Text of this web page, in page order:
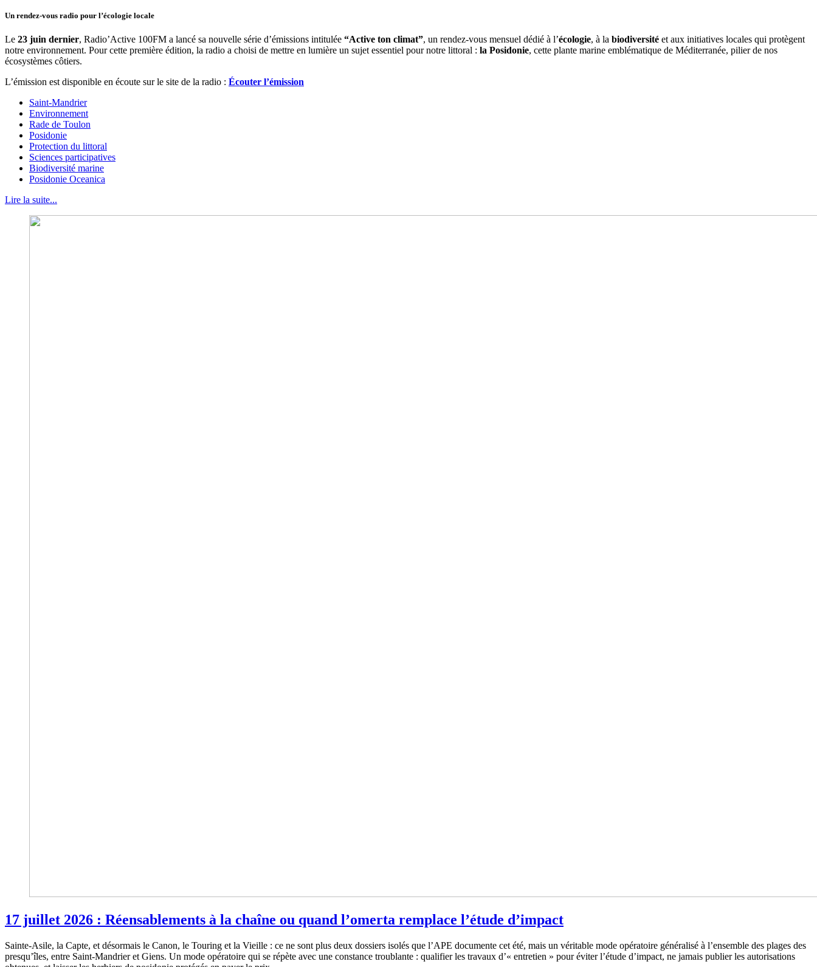
Un rendez-vous radio pour l’écologie locale
Le 23 juin dernier, Radio’Active 100FM a lancé sa nouvelle série d’émissions intitulée “Active ton climat”, un rendez-vous mensuel dédié à l’écologie, à la biodiversité et aux initiatives locales qui protègent
notre environnement. Pour cette première édition, la radio a choisi de mettre en lumière un sujet essentiel pour notre littoral : la Posidonie, cette plante marine emblématique de Méditerranée, pilier de nos
écosystèmes côtiers.
L’émission est disponible en écoute sur le site de la radio : Écouter l’émission
Saint-Mandrier
Environnement
Rade de Toulon
Posidonie
Protection du littoral
Sciences participatives
Biodiversité marine
Posidonie Oceanica
Lire la suite...
17 juillet 2026 : Réensablements à la chaîne ou quand l’omerta remplace l’étude d’impact
Sainte-Asile, la Capte, et désormais le Canon, le Touring et la Vieille : ce ne sont plus deux dossiers isolés que l’APE documente cet été, mais un véritable mode opératoire généralisé à l’ensemble des plages des
presqu’îles, entre Saint-Mandrier et Giens. Un mode opératoire qui se répète avec une constance troublante : qualifier les travaux d’« entretien » pour éviter l’étude d’impact, ne jamais publier les autorisations